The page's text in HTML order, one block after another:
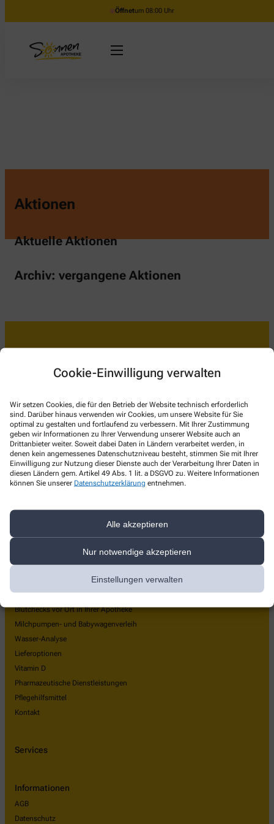
Cookie-Einwilligung verwalten
Wir setzen Cookies, die für den Betrieb der Website technisch erforderlich
sind. Darüber hinaus verwenden wir Cookies, um unsere Website für Sie
optimal zu gestalten und fortlaufend zu verbessern. Mit Ihrer Zustimmung
geben wir Informationen zu Ihrer Verwendung unserer Website auch an
Drittanbieter weiter. Soweit dabei Daten in Ländern verarbeitet werden, in
denen kein angemessenes Datenschutzniveau besteht, stimmen Sie mit Ihrer
Einwilligung zur Nutzung dieser Dienste auch der Verarbeitung Ihrer Daten in
diesen Ländern gem. Artikel 49 Abs. 1 lit. a DSGVO zu. Weitere Informationen
können Sie unserer Datenschutzerklärung entnehmen.
Alle akzeptieren
Nur notwendige akzeptieren
Einstellungen verwalten
Öffnetum 08:00 Uhr
Aktionen
Aktuelle Aktionen
Archiv: vergangene Aktionen
Theodor - Heuss - Str. 35, 85055 Ingolstadt
+49-841/1 42 69 01
+49-841/1 42 69 02
info@sonnenapotheke-ingolstadt.de
Das zeichnet uns als Arbeitgeber aus
24 h Abholung
Blutchecks vor Ort in Ihrer Apotheke
Milchpumpen- und Babywagenverleih
Wasser-Analyse
Lieferoptionen
Vitamin D
Pharmazeutische Dienstleistungen
Pflegehilfsmittel
Kontakt
Services
Informationen
AGB
Datenschutz